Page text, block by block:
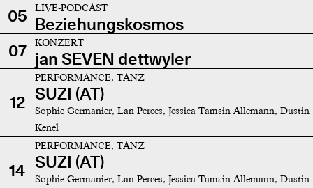
05 LIVE-PODCAST
Beziehungskosmos
07
KONZERT
jan SEVEN dettwyler
12
PERFORMANCE, TANZ
SUZI (AT)
Sophie Germanier, Lan Perces, Jessica Tamsin Allemann, Dustin
Kenel
14
PERFORMANCE, TANZ
SUZI (AT)
Sophie Germanier, Lan Perces, Jessica Tamsin Allemann, Dustin